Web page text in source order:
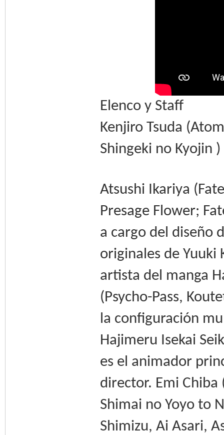
Elenco y Staff
Kenjiro Tsuda
Shingeki no Kyojin
Atsushi Ikariya
Presage Flower;
a cargo del diseño
originales de Yuuki
artista del manga
(Psycho-Pass,
la configuración
Hajimeru Isekai
es el animador
director. Emi Chiba
Shimai no Yoyo to
Shimizu, Ai Asari,